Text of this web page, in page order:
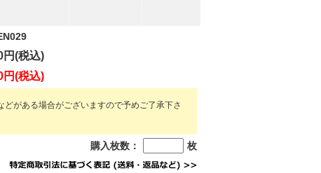
円(税込)
円(税込)
どがある場合がございますので予めご了承下さ
購入枚数： 枚